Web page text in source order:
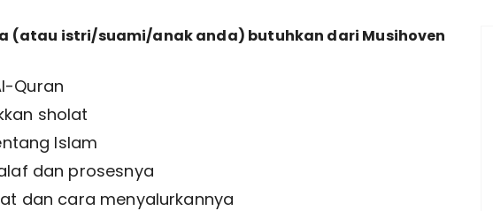
(atau istri/suami/anak anda) butuhkan dari Musihoven
Quran
sholat
Islam
dan prosesnya
dan cara menyalurkannya